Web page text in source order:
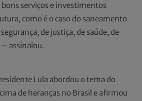
serviços e investimentos
como é o caso do saneamento
de justiça, de saúde, de
– assinalou.
Lula abordou o tema do
de heranças no Brasil e afirmou